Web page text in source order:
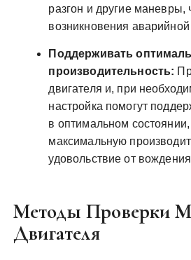
разгон и другие маневры,
возникновения аварийной
Поддерживать
производительность:
двигателя и, при
настройка помогут
в оптимальном
максимальную
удовольствие от
Методы Проверки
Двигателя